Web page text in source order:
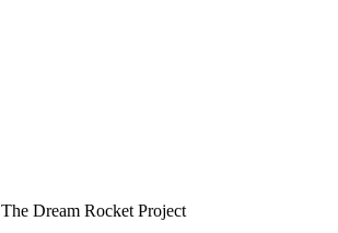
The Dream Rocket Project